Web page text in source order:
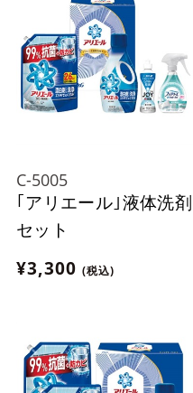
C-5005
｢アリエール｣液体洗剤
セット
¥3,300 (税込)